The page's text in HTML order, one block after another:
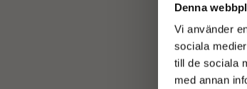
Denna
Vi använder
sociala
till de sociala
med annan